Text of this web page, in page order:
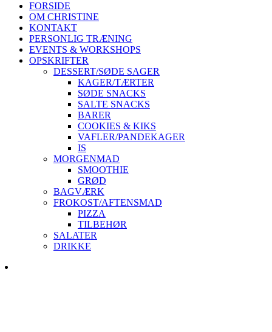
FORSIDE
OM CHRISTINE
KONTAKT
PERSONLIG TRÆNING
EVENTS & WORKSHOPS
OPSKRIFTER
DESSERT/SØDE SAGER
KAGER/TÆRTER
SØDE SNACKS
SALTE SNACKS
BARER
COOKIES & KIKS
VAFLER/PANDEKAGER
IS
MORGENMAD
SMOOTHIE
GRØD
BAGVÆRK
FROKOST/AFTENSMAD
PIZZA
TILBEHØR
SALATER
DRIKKE
Skip